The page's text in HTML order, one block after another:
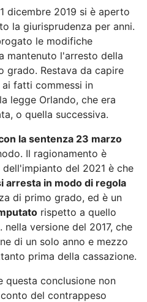
dicembre 2019 si è aperto
la giurisprudenza per anni.
le modifiche
mantenuto l'arresto della
grado. Restava da capire
fatti commessi in
legge Orlando, che era
o quella successiva.
la sentenza 23 marzo
Il ragionamento è
del 2021 è che
arresta in modo di regola
di primo grado, ed è un
rispetto a quello
versione del 2017, che
di un solo anno e mezzo
prima della cassazione.
questa conclusione non
del contrappeso